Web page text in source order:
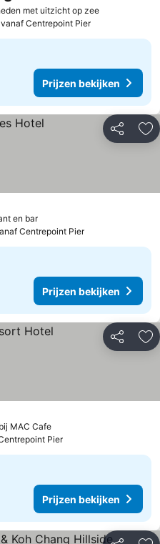
met uitzicht op zeePrijzen
Centrepoint Pier
Prijzen bekijken
Delen
en barPrijzen bekijken
Centrepoint Pier
Prijzen bekijken
Delen
MAC CafePrijzen bekijken
Pier
Prijzen bekijken